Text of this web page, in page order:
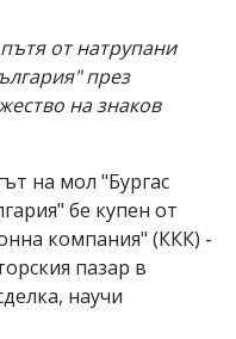
от натрупани
през
на знаков
на мол "Бургас
бе купен от
компания" (ККК) -
пазар в
научи